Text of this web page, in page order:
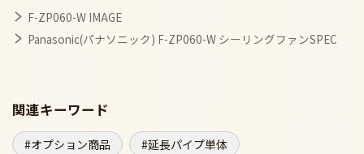
F-ZP060-W IMAGE
Panasonic(パナソニック) F-ZP060-W シーリングファンSPEC
関連キーワード
オプション商品 延長パイプ単体